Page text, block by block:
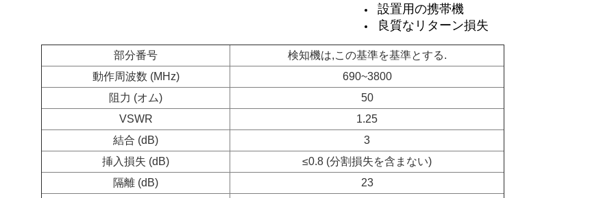
設置用の携帯機
良質なリターン損失
部分番号
検知機は,この基準を基準とする.
動作周波数 (MHz)
690~3800
阻力 (オム)
50
VSWR
1.25
結合 (dB)
3
挿入損失 (dB)
≤0.8 (分割損失を含まない)
隔離 (dB)
23